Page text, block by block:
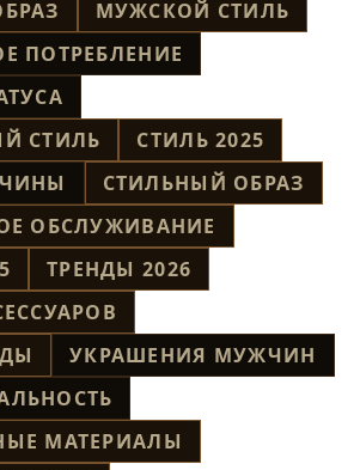
МУЖСКОЙ СТИЛЬ
ПОТРЕБЛЕНИЕ
СТИЛЬ
СТИЛЬ 2025
СТИЛЬНЫЙ ОБРАЗ
ОБСЛУЖИВАНИЕ
ТРЕНДЫ 2026
УКРАШЕНИЯ МУЖЧИН
МАТЕРИАЛЫ